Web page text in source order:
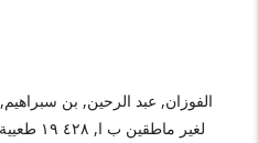
الفوزان, عبد الرحين, بن
لغير